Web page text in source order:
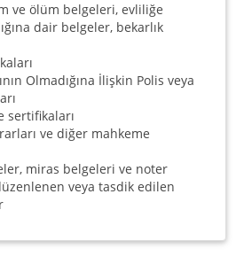
ve ölüm belgeleri, evliliğe
dair belgeler, bekarlık
Olmadığına İlişkin Polis veya
sertifikaları
ve diğer mahkeme
miras belgeleri ve noter
veya tasdik edilen